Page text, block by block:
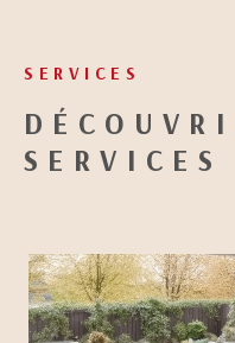
SERVICES
SERVICES